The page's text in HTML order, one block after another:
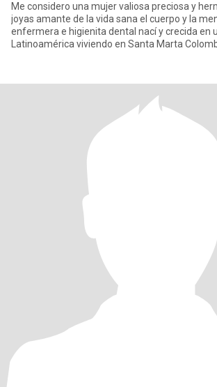
Me considero una mujer valiosa preciosa y
joyas amante de la vida sana el cuerpo y la
enfermera e higienita dental nací y crecida en
Latinoamérica viviendo en Santa Marta